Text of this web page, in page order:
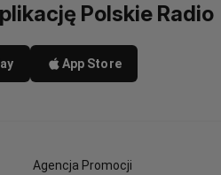
Polskie Radio
App Store
Agencja Promocji